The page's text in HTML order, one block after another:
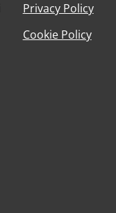
Privacy Policy
Cookie Policy